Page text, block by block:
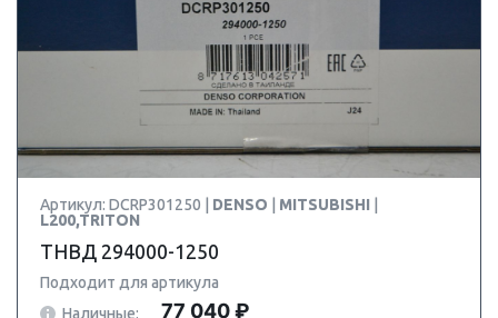
Артикул: DCRP301250 | DENSO MITSUBISHI
L200,TRITON
ТНВД 294000-1250
Подходит для артикула
Наличные:
77 040 ₽